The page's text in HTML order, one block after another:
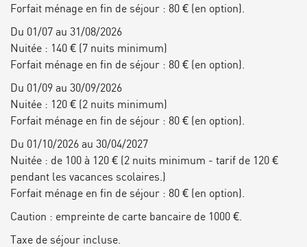
Forfait ménage en fin de séjour : 80 € (en option).
Du 01/07 au 31/08/2026
Nuitée : 140 € (7 nuits minimum)
Forfait ménage en fin de séjour : 80 € (en option).
Du 01/09 au 30/09/2026
Nuitée : 120 € (2 nuits minimum)
Forfait ménage en fin de séjour : 80 € (en option).
Du 01/10/2026 au 30/04/2027
Nuitée : de 100 à 120 € (2 nuits minimum - tarif de 120 €
pendant les vacances scolaires.)
Forfait ménage en fin de séjour : 80 € (en option).
Caution : empreinte de carte bancaire de 1000 €.
Taxe de séjour incluse.